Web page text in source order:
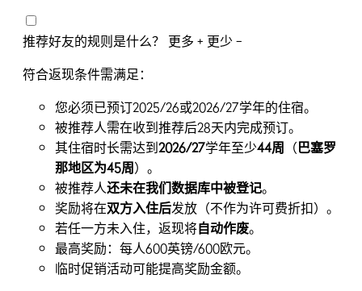
推荐好友的规则是什么？ 更多 + 更少 −
符合返现条件需满足：
您必须已预订2025/26或2026/27学年的住宿。
被推荐人需在收到推荐后28天内完成预订。
其住宿时长需达到2026/27学年至少44周 （巴塞罗
那地区为45周）。
被推荐人还未在我们数据库中被登记。
奖励将在双方入住后发放（不作为许可费折扣）。
若任一方未入住，返现将自动作废。
最高奖励：每人600英镑/600欧元。
临时促销活动可能提高奖励金额。